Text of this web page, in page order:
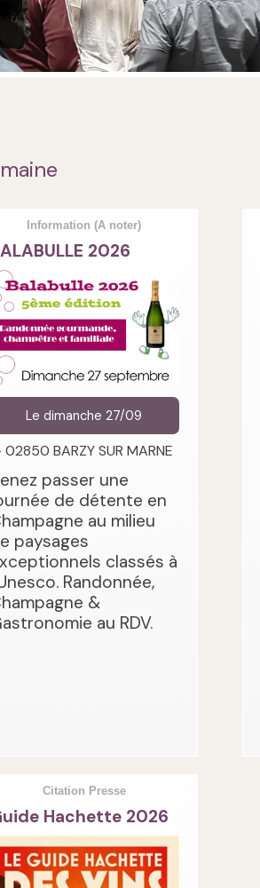
Information(A noter)
2026
Le dimanche 27/09
BARZY SUR MARNE
passer une
de détente en
au milieu
paysages
classés à
Randonnée,
&
au RDV.
Citation Presse
Hachette 2026